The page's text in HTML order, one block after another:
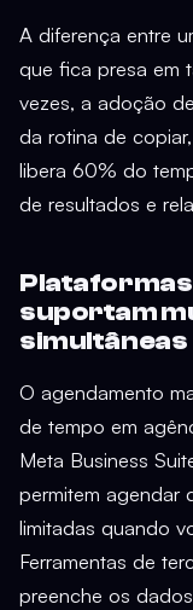
A diferença entre
que fica presa em
vezes, a adoção
da rotina de
libera 60% do
de resultados e
Plataformas
suportam
simultâneas
O agendamento
de tempo em
Meta Business
permitem agendar
limitadas quando
Ferramentas de
preenche os